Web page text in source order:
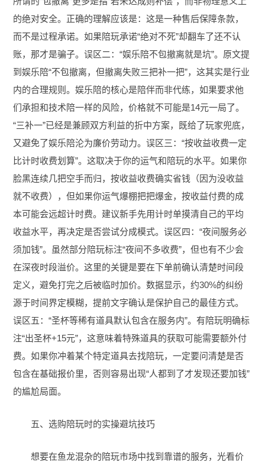
的绝对安全。正确的理解应该是：这是一种售后保障条款，
而不是过程承诺。如果陪玩承诺“绝对不死”却翻车了还不认
账，那才是骗子。误区二：“娱乐陪不包撤离就是坑”。原文提
到娱乐陪“不包撤离，但撤离失败三把补一把”，这其实是行业
内的合理规则。娱乐陪的核心是陪伴而非代练，如果要求他
们承担和技术陪一样的风险，价格就不可能是14元一局了。
“三补一”已经是兼顾双方利益的折中方案，既给了玩家兜底，
又避免了娱乐陪沦为廉价劳动力。误区三：“按收益收费一定
比计时收费划算”。这取决于你的运气和陪玩的水平。如果你
脸黑连续几把空手而归，按收益收费确实省钱（因为没收益
就不收费），但如果你运气爆棚把把爆金，按收益付费的成
本可能会远超计时费。建议新手先用计时单摸清自己的平均
收益水平，再决定是否尝试分成模式。误区四：“夜间服务必
须加钱”。虽然部分陪玩标注“夜间不多收费”，但也有不少会
在深夜时段溢价。这里的关键是要在下单前确认清楚时间段
定义，避免打完之后被临时加价。数据显示，约30%的纠纷
源于时间界定模糊，提前文字确认是保护自己的最佳方式。
误区五：“圣杯等稀有道具默认包含在服务内”。有陪玩明确标
注“出圣杯+15元”，这意味着特殊道具的获取可能需要额外付
费。如果你冲着某个特定道具去找陪玩，一定要问清楚是否
包含在基础报价里，否则容易出现“人都到了才发现还要加钱”
的尴尬局面。
五、选购陪玩时的实操避坑技巧
想要在鱼龙混杂的陪玩市场中找到靠谱的服务，光看价